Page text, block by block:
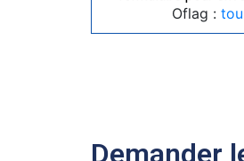
Oflag :
Demander